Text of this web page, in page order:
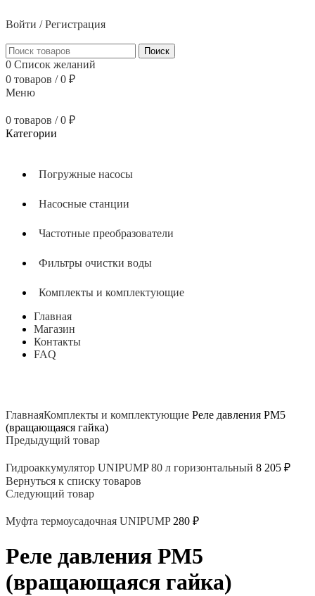
Войти / Регистрация
Поиск
0 Список желаний
0 товаров / 0 ₽
Меню
0 товаров / 0 ₽
Категории
Погружные насосы
Насосные станции
Частотные преобразователи
Фильтры очистки воды
Комплекты и комплектующие
Главная
Магазин
Контакты
FAQ
ГлавнаяКомплекты и комплектующие Реле давления РМ5
(вращающаяся гайка)
Предыдущий товар
Гидроаккумулятор UNIPUMP 80 л горизонтальный 8 205 ₽
Вернуться к списку товаров
Следующий товар
Муфта термоусадочная UNIPUMP 280 ₽
Реле давления РМ5
(вращающаяся гайка)